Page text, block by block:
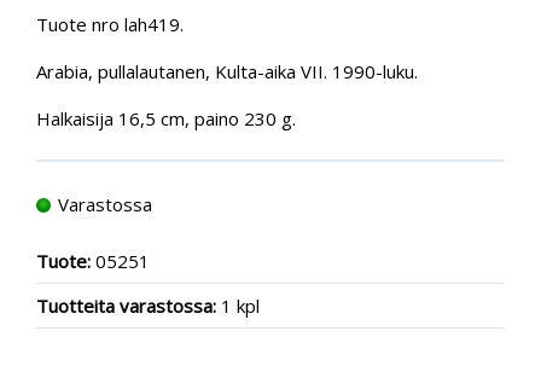
Tuote nro lah419.
Arabia, pullalautanen, Kulta-aika VII. 1990-luku.
Halkaisija 16,5 cm, paino 230 g.
Varastossa
Tuote: 05251
Tuotteita varastossa: 1 kpl